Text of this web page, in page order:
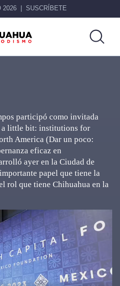
2026 SUSCRÍBETE
participó como invitada
a little bit: institutions for
America (Dar un poco:
eficaz en
ayer en la Ciudad de
papel que tiene la
rol que tiene Chihuahua en la